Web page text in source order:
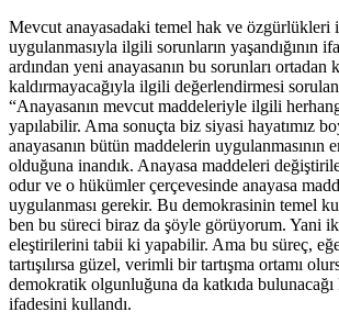
Mevcut anayasadaki temel hak ve özgürlükleri
uygulanmasıyla ilgili sorunların yaşandığının
ardından yeni anayasanın bu sorunları ortadan
kaldırmayacağıyla ilgili değerlendirmesi
“Anayasanın mevcut maddeleriyle ilgili
yapılabilir. Ama sonuçta biz siyasi hayatımız
anayasanın bütün maddelerin uygulanmasının
olduğuna inandık. Anayasa maddeleri
odur ve o hükümler çerçevesinde anayasa
uygulanması gerekir. Bu demokrasinin temel
ben bu süreci biraz da şöyle görüyorum. Yani
eleştirilerini tabii ki yapabilir. Ama bu süreç,
tartışılırsa güzel, verimli bir tartışma ortamı
demokratik olgunluğuna da katkıda
ifadesini kullandı.